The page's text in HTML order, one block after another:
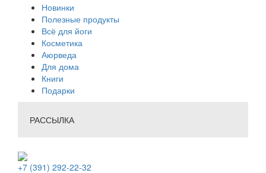
Новинки
Полезные продукты
Всё для йоги
Косметика
Аюрведа
Для дома
Книги
Подарки
РАССЫЛКА
+7 (391) 292-22-32